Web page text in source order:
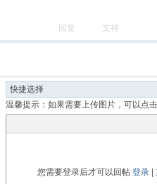
回复 支持
温馨提示：如果需要上传图片，可以点
您需要登录后才可以回帖登录|